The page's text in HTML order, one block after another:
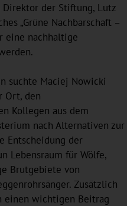
der Stiftung, Lutz
„Grüne Nachbarschaft –
eine nachhaltige
suchte Maciej Nowicki
Ort, den
Kollegen aus dem
nach Alternativen zur
Entscheidung der
Lebensraum für Wölfe,
Brutgebiete von
Zusätzlich
einen wichtigen Beitrag